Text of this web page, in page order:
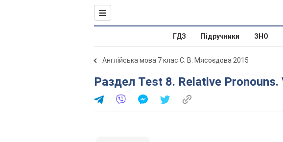
ГДЗ Підручники ЗНО
Англійська мова 7 клас С. В. Мясоєдова 2015
Раздел Test 8. Relative Pronouns.